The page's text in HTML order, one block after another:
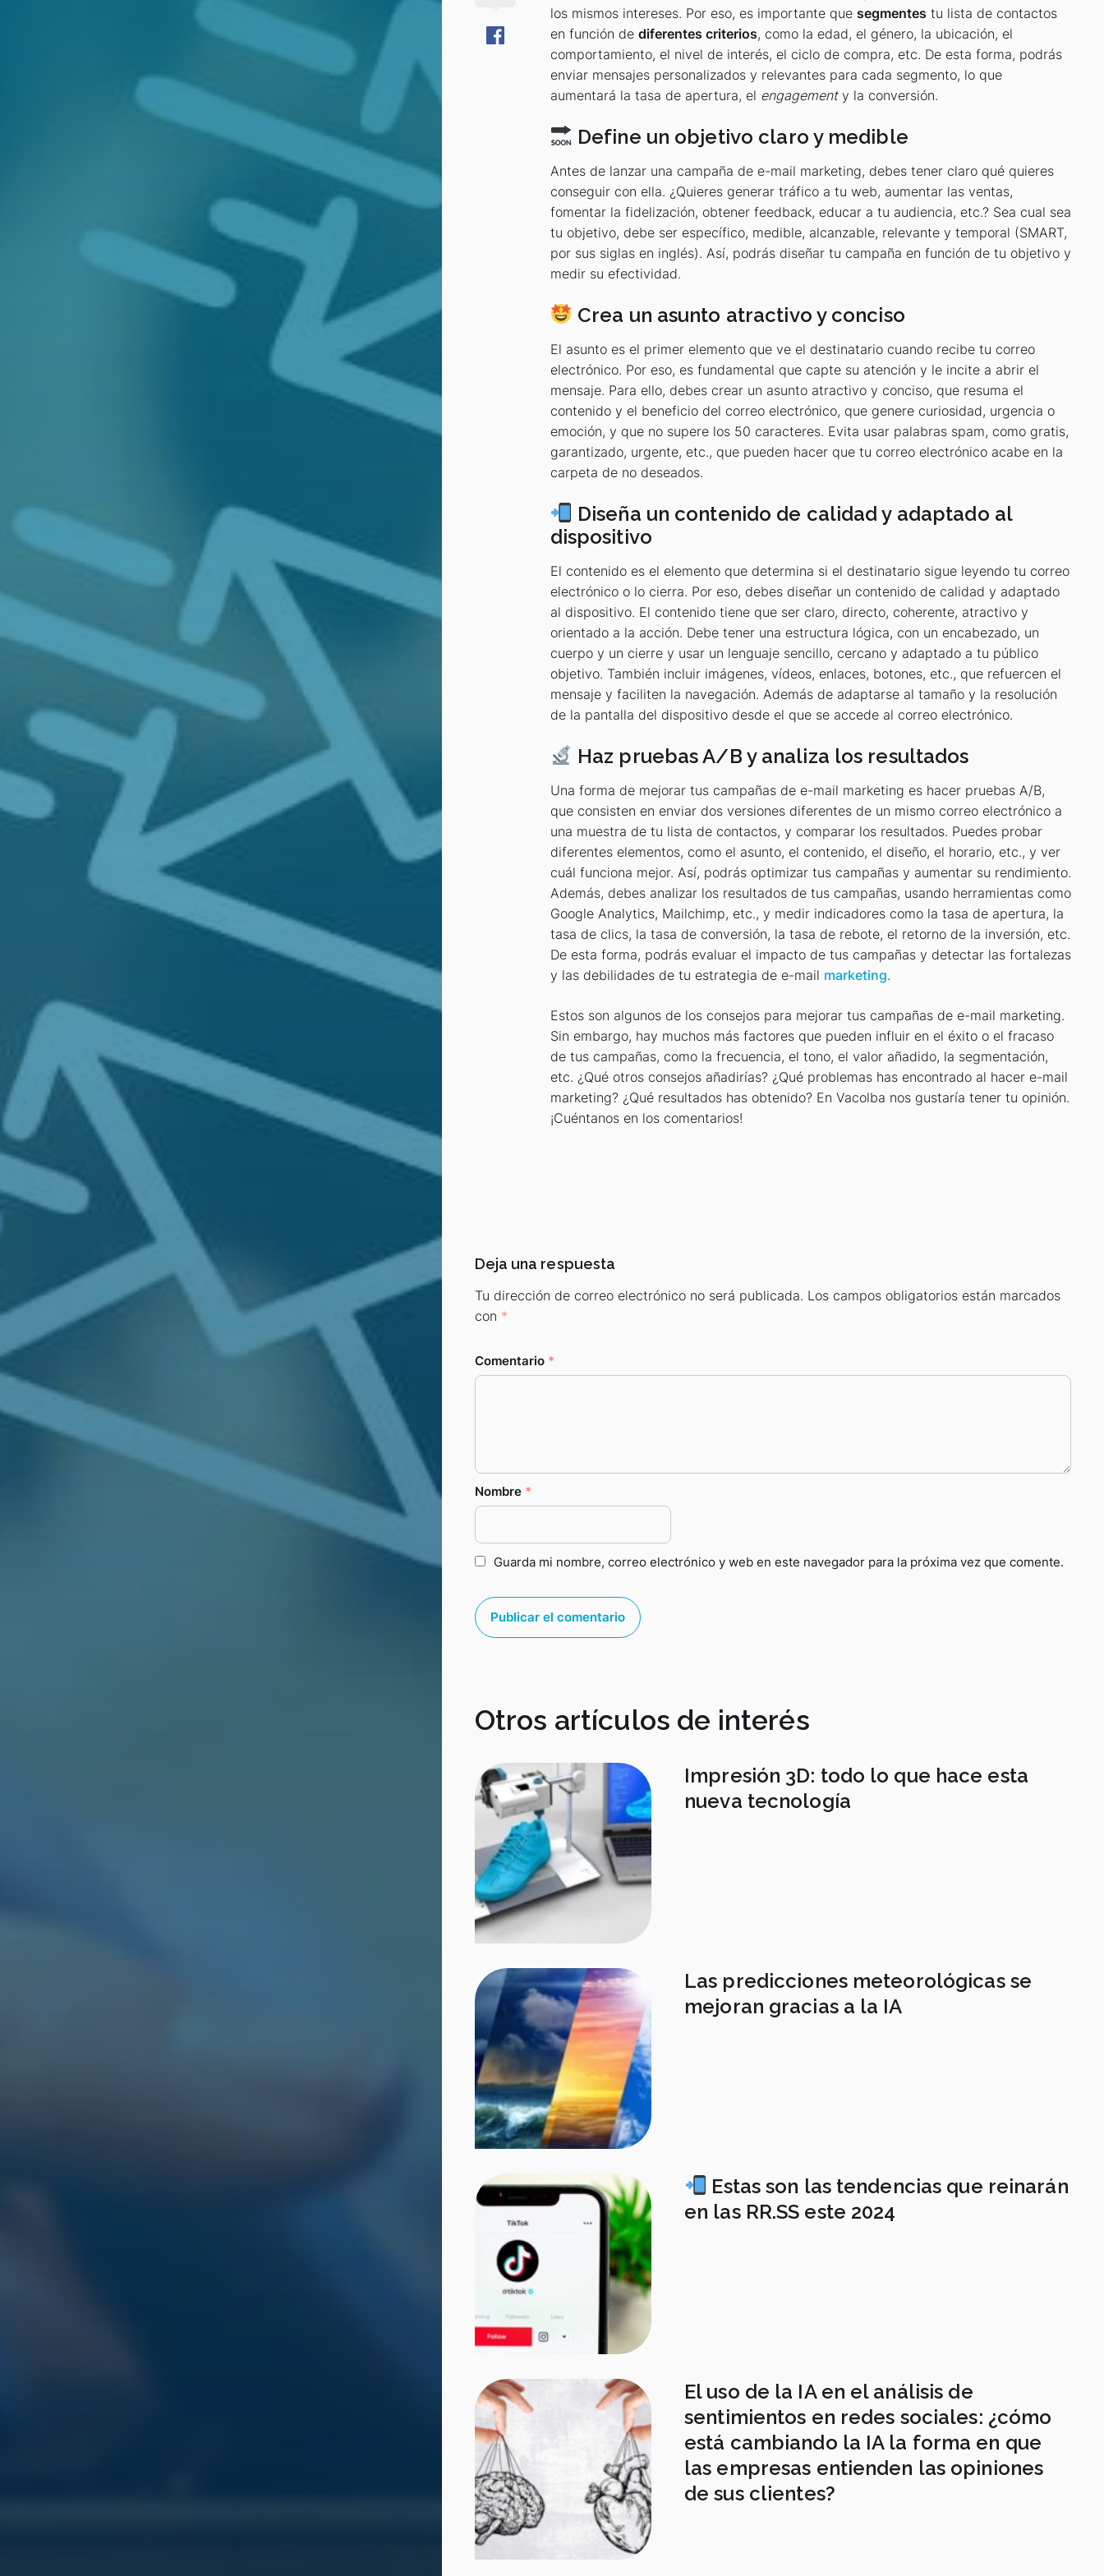
los mismos intereses. Por eso, es importante que segmentes tu lista de contactos
en función de diferentes criterios, como la edad, el género, la ubicación, el
comportamiento, el nivel de interés, el ciclo de compra, etc. De esta forma, podrás
enviar mensajes personalizados y relevantes para cada segmento, lo que
aumentará la tasa de apertura, el engagementy la conversión.
Define un objetivo claro y medible
Antes de lanzar una campaña de e-mail marketing, debes tener claro qué quieres
conseguir con ella. ¿Quieres generar tráfico a tu web, aumentar las ventas,
fomentar la fidelización, obtener feedback, educar a tu audiencia, etc.? Sea cual sea
tu objetivo, debe ser específico, medible, alcanzable, relevante y temporal (SMART,
por sus siglas en inglés). Así, podrás diseñar tu campaña en función de tu objetivo y
medir su efectividad.
Crea un asunto atractivo y conciso
El asunto es el primer elemento que ve el destinatario cuando recibe tu correo
electrónico. Por eso, es fundamental que capte su atención y le incite a abrir el
mensaje. Para ello, debes crear un asunto atractivo y conciso, que resuma el
contenido y el beneficio del correo electrónico, que genere curiosidad, urgencia o
emoción, y que no supere los 50 caracteres. Evita usar palabras spam, como gratis,
garantizado, urgente, etc., que pueden hacer que tu correo electrónico acabe en la
carpeta de no deseados.
Diseña un contenido de calidad y adaptado al
dispositivo
El contenido es el elemento que determina si el destinatario sigue leyendo tu correo
electrónico o lo cierra. Por eso, debes diseñar un contenido de calidad y adaptado
al dispositivo. El contenido tiene que ser claro, directo, coherente, atractivo y
orientado a la acción. Debe tener una estructura lógica, con un encabezado, un
cuerpo y un cierre y usar un lenguaje sencillo, cercano y adaptado a tu público
objetivo. También incluir imágenes, vídeos, enlaces, botones, etc., que refuercen el
mensaje y faciliten la navegación. Además de adaptarse al tamaño y la resolución
de la pantalla del dispositivo desde el que se accede al correo electrónico.
Haz pruebas A/B y analiza los resultados
Una forma de mejorar tus campañas de e-mail marketing es hacer pruebas A/B,
que consisten en enviar dos versiones diferentes de un mismo correo electrónico a
una muestra de tu lista de contactos, y comparar los resultados. Puedes probar
diferentes elementos, como el asunto, el contenido, el diseño, el horario, etc., y ver
cuál funciona mejor. Así, podrás optimizar tus campañas y aumentar su rendimiento.
Además, debes analizar los resultados de tus campañas, usando herramientas como
Google Analytics, Mailchimp, etc., y medir indicadores como la tasa de apertura, la
tasa de clics, la tasa de conversión, la tasa de rebote, el retorno de la inversión, etc.
De esta forma, podrás evaluar el impacto de tus campañas y detectar las fortalezas
y las debilidades de tu estrategia de e-mail marketing.
Estos son algunos de los consejos para mejorar tus campañas de e-mail marketing.
Sin embargo, hay muchos más factores que pueden influir en el éxito o el fracaso
de tus campañas, como la frecuencia, el tono, el valor añadido, la segmentación,
etc. ¿Qué otros consejos añadirías? ¿Qué problemas has encontrado al hacer e-mail
marketing? ¿Qué resultados has obtenido? En Vacolba nos gustaría tener tu opinión.
¡Cuéntanos en los comentarios!
Deja una respuesta
Tu dirección de correo electrónico no será publicada. Los campos obligatorios están marcados
con *
Comentario *
Nombre *
Guarda mi nombre, correo electrónico y web en este navegador para la próxima vez que comente.
Otros artículos de interés
Impresión 3D: todo lo que hace esta
nueva tecnología
Las predicciones meteorológicas se
mejoran gracias a la IA
Estas son las tendencias que reinarán
en las RR.SS este 2024
El uso de la IA en el análisis de
sentimientos en redes sociales: ¿cómo
está cambiando la IA la forma en que
las empresas entienden las opiniones
de sus clientes?